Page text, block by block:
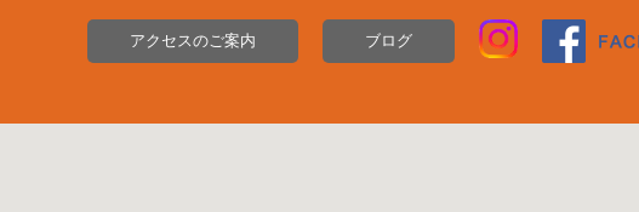
アクセスのご案内 ブログ